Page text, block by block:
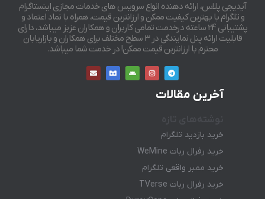
آیدیجی پلاس، ارائه دهنده انواع سرویس های خدمات مجازی اینستاگرام
و تلگرام با بهترین کیفیت ممکن و ارزانترین قیمت، همراه با نماد اعتماد و
پشتیبانی 24 ساعته درخدمت تمامی کاربران و همکاران عزیز میباشد، دارای
قابلیت ارائه پنل نمایندگی در 3 سطح مختلف برای همکاران و بازاریابان
محترم با ارزانترین قیمت ممکن! در خدمت شما میباشد.
آخرین مقالات
خرید بازدید تلگرام
خرید رفرال ربات WeMine
خرید ممبر واقعی تلگرام
خرید رفرال ربات TVerse